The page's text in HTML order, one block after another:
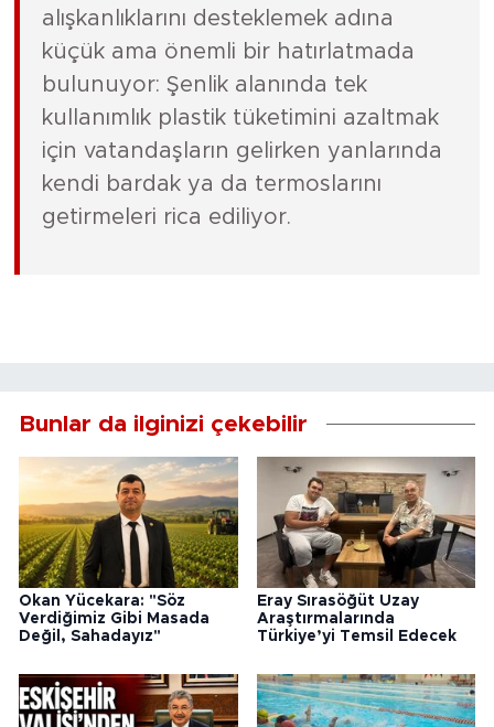
alışkanlıklarını desteklemek adına
küçük ama önemli bir hatırlatmada
bulunuyor: Şenlik alanında tek
kullanımlık plastik tüketimini azaltmak
için vatandaşların gelirken yanlarında
kendi bardak ya da termoslarını
getirmeleri rica ediliyor.
Bunlar da ilginizi çekebilir
Okan Yücekara: "Söz
Verdiğimiz Gibi Masada
Değil, Sahadayız"
Eray Sırasöğüt Uzay
Araştırmalarında
Türkiye’yi Temsil Edecek